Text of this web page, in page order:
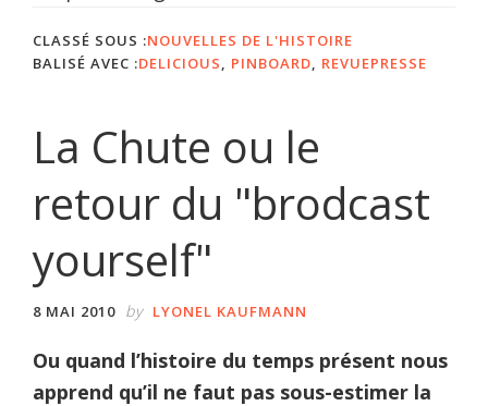
CLASSÉ SOUS :NOUVELLES DE L'HISTOIRE
BALISÉ AVEC :DELICIOUS PINBOARD REVUEPRESSE
La Chute ou le
retour du "brodcast
yourself"
8 MAI 2010 by LYONEL KAUFMANN
Ou quand l’histoire du temps présent nous
apprend qu’il ne faut pas sous-estimer la